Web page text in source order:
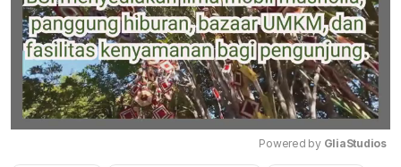
Powered by GliaStudios